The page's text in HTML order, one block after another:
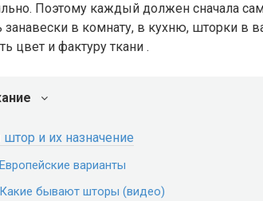
Поэтому каждый должен сначала
занавески в комнату, в кухню, шторки в
цвет и фактуру ткани .
и их назначение
Европейские варианты
Какие бывают шторы (видео)